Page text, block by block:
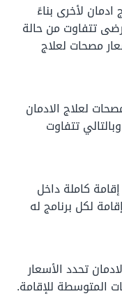
لأخرى بناءً
تتفاوت من حالة
مصحات لعلاج
لعلاج الادمان
تتفاوت
كاملة داخل
لكل برنامج له
تحدد الأسعار
المتوسطة للإقامة.